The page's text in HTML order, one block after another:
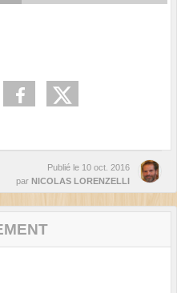
Publié le 10 oct. 2016
par NICOLAS LORENZELLI